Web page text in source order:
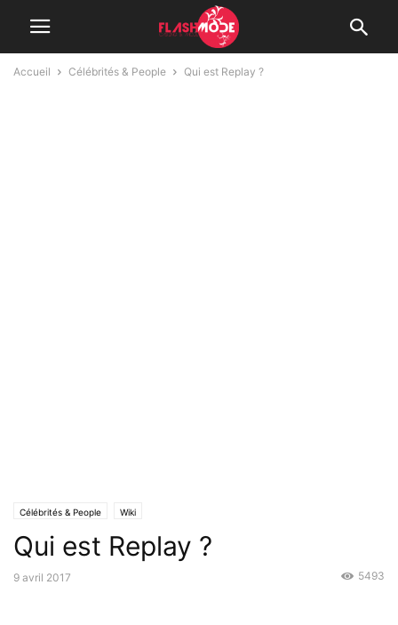
Accueil Célébrités & People Qui est Replay ?
Célébrités & People Wiki
Qui est Replay ?
9 avril 2017 5493